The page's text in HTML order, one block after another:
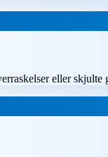
eller skjulte